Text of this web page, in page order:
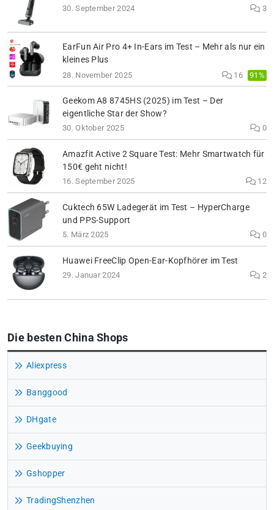
30. September 2024 3
EarFun Air Pro 4+ In-Ears im Test – Mehr als nur ein
kleines Plus
28. November 2025 16 91%
Geekom A8 8745HS (2025) im Test – Der
eigentliche Star der Show?
30. Oktober 2025 0
Amazfit Active 2 Square Test: Mehr Smartwatch für
150€ geht nicht!
16. September 2025 12
Cuktech 65W Ladegerät im Test – HyperCharge
und PPS-Support
5. März 2025 0
Huawei FreeClip Open-Ear-Kopfhörer im Test
29. Januar 2024 2
Die besten China Shops
Aliexpress
Banggood
DHgate
Geekbuying
Gshopper
TradingShenzhen